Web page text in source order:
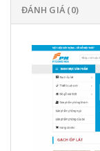
ĐÁNH GIÁ (0)